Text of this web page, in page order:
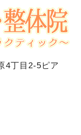
4丁目2-5ピア